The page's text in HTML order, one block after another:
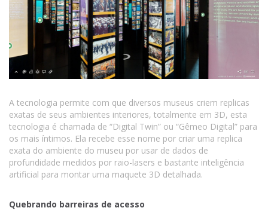
A tecnologia permite com que diversos museus criem replicas
exatas de seus ambientes interiores, totalmente em 3D, esta
tecnologia é chamada de “Digital Twin” ou “Gêmeo Digital” para
os mais íntimos. Ela recebe esse nome por criar uma replica
exata do ambiente do museu por usar de dados de
profundidade medidos por raio-lasers e bastante inteligência
artificial para montar uma maquete 3D detalhada.
Quebrando barreiras de acesso